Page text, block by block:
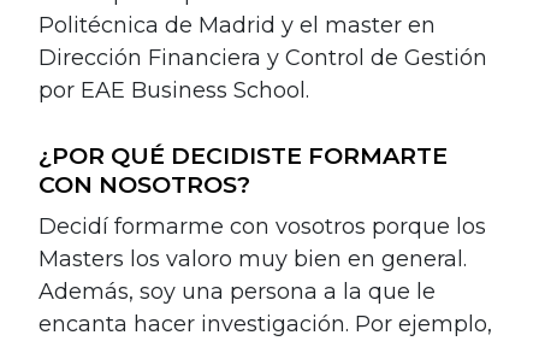
Politécnica de Madrid y el master en
Dirección Financiera y Control de Gestión
por EAE Business School.
¿POR QUÉ DECIDISTE FORMARTE
CON NOSOTROS?
Decidí formarme con vosotros porque los
Masters los valoro muy bien en general.
Además, soy una persona a la que le
encanta hacer investigación. Por ejemplo,